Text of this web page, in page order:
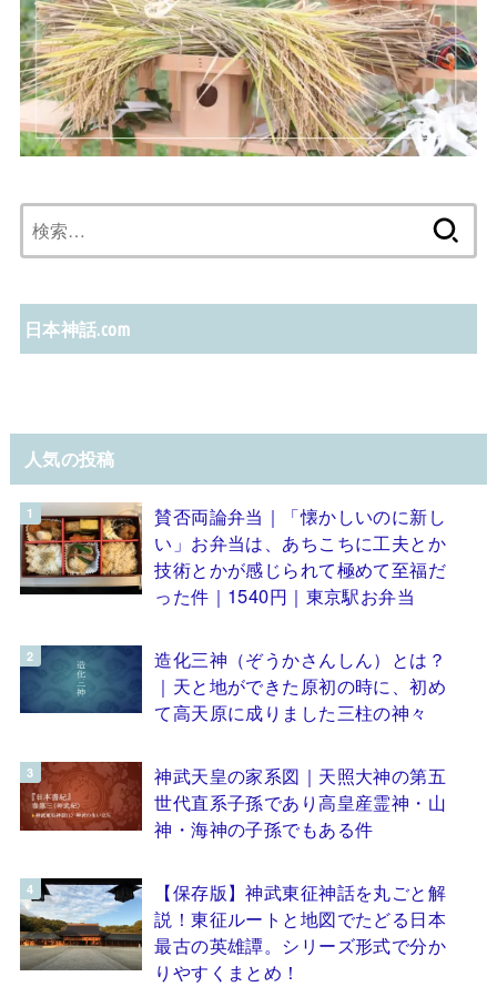
索:
日本神話.com
人気の投稿
賛否両論弁当｜「懐かしいのに新し
い」お弁当は、あちこちに工夫とか
技術とかが感じられて極めて至福だ
った件｜1540円｜東京駅お弁当
造化三神（ぞうかさんしん）とは？
｜天と地ができた原初の時に、初め
て高天原に成りました三柱の神々
神武天皇の家系図｜天照大神の第五
世代直系子孫であり高皇産霊神・山
神・海神の子孫でもある件
【保存版】神武東征神話を丸ごと解
説！東征ルートと地図でたどる日本
最古の英雄譚。シリーズ形式で分か
りやすくまとめ！